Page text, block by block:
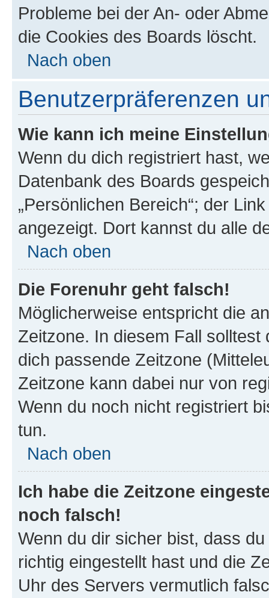
Probleme bei der An- oder
die Cookies des Boards löscht.
Nach oben
Benutzerpräferenzen
Wie kann ich meine
Wenn du dich registriert hast,
Datenbank des Boards
„Persönlichen Bereich“; der
angezeigt. Dort kannst du alle
Nach oben
Die Forenuhr geht falsch!
Möglicherweise entspricht die
Zeitzone. In diesem Fall solltest
dich passende Zeitzone
Zeitzone kann dabei nur von
Wenn du noch nicht registriert
tun.
Nach oben
Ich habe die Zeitzone
noch falsch!
Wenn du dir sicher bist, dass
richtig eingestellt hast und die
Uhr des Servers vermutlich